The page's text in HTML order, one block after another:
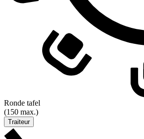
Ronde tafel
(150 max.)
Traiteur